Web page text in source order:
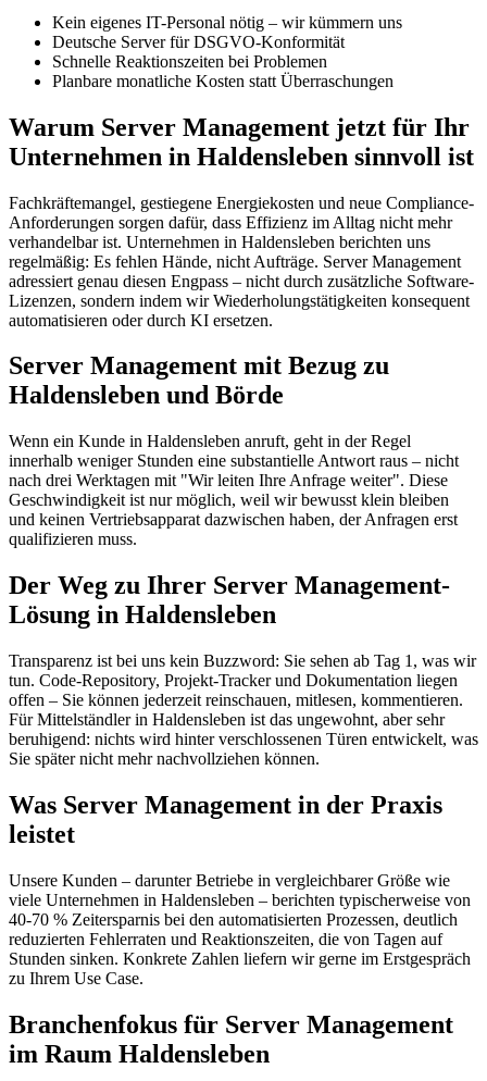
Kein eigenes IT-Personal nötig – wir kümmern uns
Deutsche Server für DSGVO-Konformität
Schnelle Reaktionszeiten bei Problemen
Planbare monatliche Kosten statt Überraschungen
Warum Server Management jetzt für Ihr
Unternehmen in Haldensleben sinnvoll ist
Fachkräftemangel, gestiegene Energiekosten und neue Compliance-
Anforderungen sorgen dafür, dass Effizienz im Alltag nicht mehr
verhandelbar ist. Unternehmen in Haldensleben berichten uns
regelmäßig: Es fehlen Hände, nicht Aufträge. Server Management
adressiert genau diesen Engpass – nicht durch zusätzliche Software-
Lizenzen, sondern indem wir Wiederholungstätigkeiten konsequent
automatisieren oder durch KI ersetzen.
Server Management mit Bezug zu
Haldensleben und Börde
Wenn ein Kunde in Haldensleben anruft, geht in der Regel
innerhalb weniger Stunden eine substantielle Antwort raus – nicht
nach drei Werktagen mit "Wir leiten Ihre Anfrage weiter". Diese
Geschwindigkeit ist nur möglich, weil wir bewusst klein bleiben
und keinen Vertriebsapparat dazwischen haben, der Anfragen erst
qualifizieren muss.
Der Weg zu Ihrer Server Management-
Lösung in Haldensleben
Transparenz ist bei uns kein Buzzword: Sie sehen ab Tag 1, was wir
tun. Code-Repository, Projekt-Tracker und Dokumentation liegen
offen – Sie können jederzeit reinschauen, mitlesen, kommentieren.
Für Mittelständler in Haldensleben ist das ungewohnt, aber sehr
beruhigend: nichts wird hinter verschlossenen Türen entwickelt, was
Sie später nicht mehr nachvollziehen können.
Was Server Management in der Praxis
leistet
Unsere Kunden – darunter Betriebe in vergleichbarer Größe wie
viele Unternehmen in Haldensleben – berichten typischerweise von
40-70 % Zeitersparnis bei den automatisierten Prozessen, deutlich
reduzierten Fehlerraten und Reaktionszeiten, die von Tagen auf
Stunden sinken. Konkrete Zahlen liefern wir gerne im Erstgespräch
zu Ihrem Use Case.
Branchenfokus für Server Management
im Raum Haldensleben